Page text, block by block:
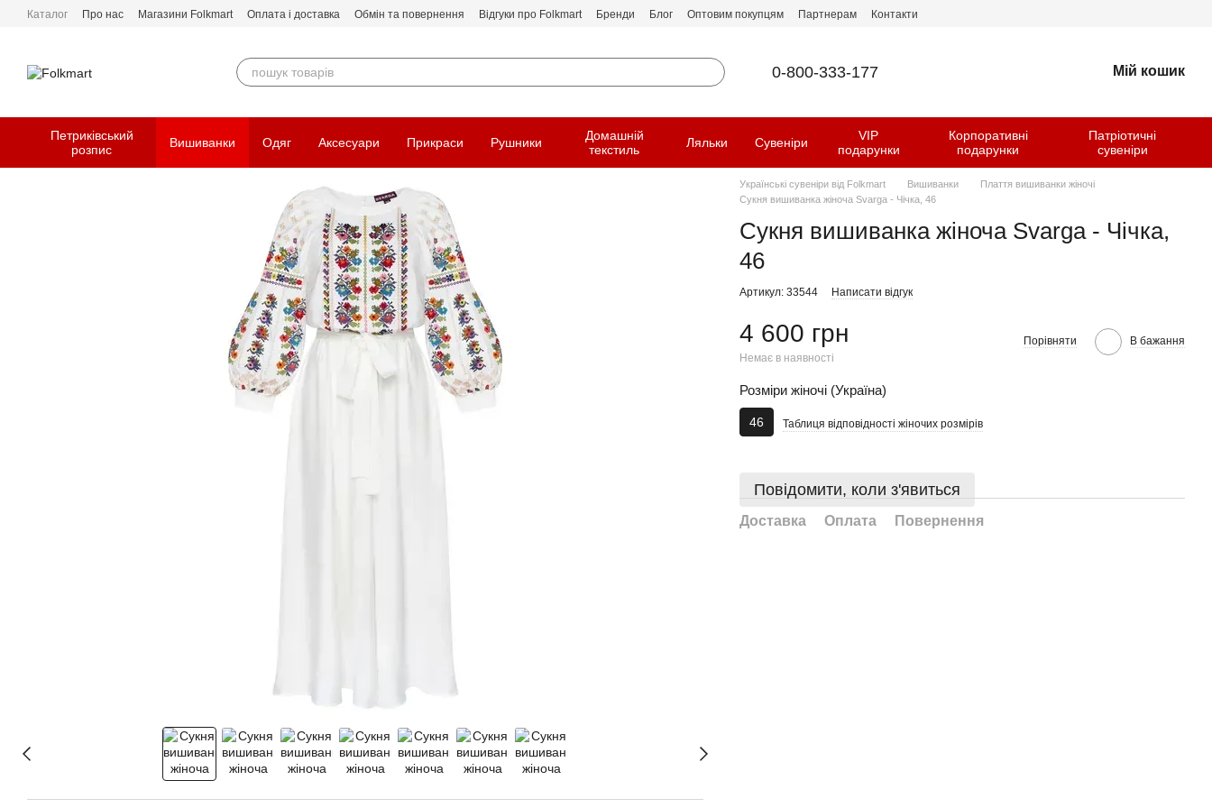
Перейти до основного контенту
Каталог Про нас Магазини Folkmart Оплата і доставка Обмін та повернення Відгуки про Folkmart Бренди Блог Оптовим покупцям Партнерам Контакти
0-800-333-177 Мій кошик
Петриківський
розпис
Вишиванки Одяг Аксесуари Прикраси Рушники
Домашній
текстиль
Ляльки Сувеніри
VIP
подарунки
Корпоративні
подарунки
Патріотичні
сувеніри
Українські сувеніри від Folkmart Вишиванки
Плаття вишиванки жіночі
Сукня вишиванка жіноча Svarga - Чічка, 46
Сукня вишиванка жіноча Svarga - Чічка,
46
Артикул: 33544 Написати відгук
4 600 грн
Немає в наявності
Порівняти В бажання
Розміри жіночі (Україна)
46 Таблиця відповідності жіночих розмірів
Повідомити, коли з'явиться
Доставка Оплата Повернення